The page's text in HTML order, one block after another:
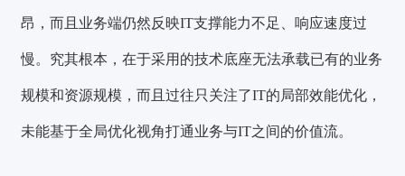
昂，而且业务端仍然反映IT支撑能力不足、响应速度过
慢。究其根本，在于采用的技术底座无法承载已有的业务
规模和资源规模，而且过往只关注了IT的局部效能优化，
未能基于全局优化视角打通业务与IT之间的价值流。